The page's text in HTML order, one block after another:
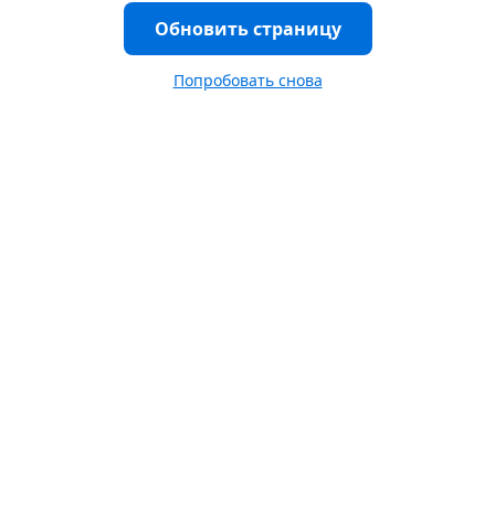
Обновить страницу
Попробовать снова